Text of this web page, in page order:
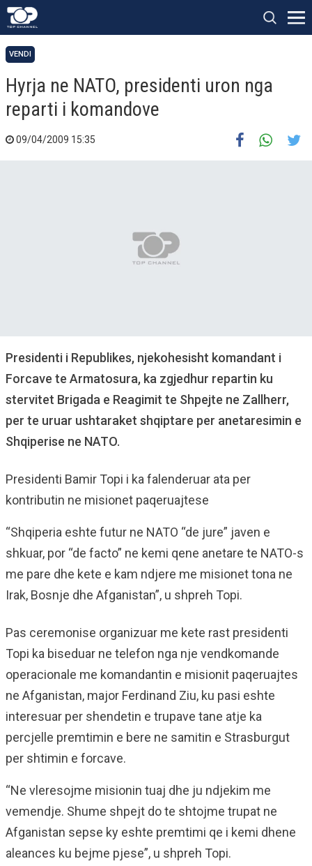
VENDI
Hyrja ne NATO, presidenti uron nga
reparti i komandove
09/04/2009 15:35
Presidenti i Republikes, njekohesisht komandant i
Forcave te Armatosura, ka zgjedhur repartin ku
stervitet Brigada e Reagimit te Shpejte ne Zallherr,
per te uruar ushtaraket shqiptare per anetaresimin e
Shqiperise ne NATO.
Presidenti Bamir Topi i ka falenderuar ata per
kontributin ne misionet paqeruajtese
“Shqiperia eshte futur ne NATO “de jure” javen e
shkuar, por “de facto” ne kemi qene anetare te NATO-s
me pare dhe kete e kam ndjere me misionet tona ne
Irak, Bosnje dhe Afganistan”, u shpreh Topi.
Pas ceremonise organizuar me kete rast presidenti
Topi ka biseduar ne telefon nga nje vendkomande
operacionale me komandantin e misionit paqeruajtes
ne Afganistan, major Ferdinand Ziu, ku pasi eshte
interesuar per shendetin e trupave tane atje ka
percjelle premtimin e bere ne samitin e Strasburgut
per shtimin e forcave.
“Ne vleresojme misionin tuaj dhe ju ndjekim me
vemendje. Shume shpejt do te shtojme trupat ne
Afganistan sepse ky eshte premtimi qe i kemi dhene
aleances ku bejme pjese”, u shpreh Topi.